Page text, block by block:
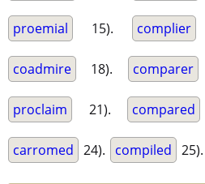
proemial 15). complier
coadmire 18). comparer
proclaim 21). compared
carromed 24). compiled 25).